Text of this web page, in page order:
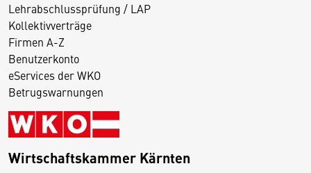
Lehrabschlussprüfung / LAP
Kollektivverträge
Firmen A-Z
Benutzerkonto
eServices der WKO
Betrugswarnungen
Wirtschaftskammer Kärnten